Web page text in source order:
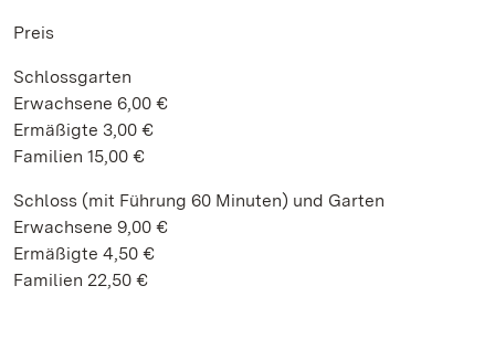
Preis
Schlossgarten
Erwachsene 6,00 €
Ermäßigte 3,00 €
Familien 15,00 €
Schloss (mit Führung 60 Minuten) und Garten
Erwachsene 9,00 €
Ermäßigte 4,50 €
Familien 22,50 €